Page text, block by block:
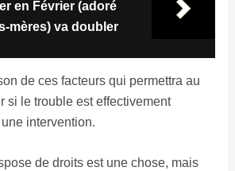
en Février (adoré
mères) va doubler
de ces facteurs qui permettra au
si le trouble est effectivement
intervention.
de droits est une chose, mais